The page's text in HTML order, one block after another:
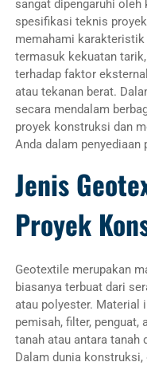
sangat dipengaruhi
spesifikasi teknis
memahami
termasuk kekuatan
terhadap faktor
atau tekanan berat.
secara mendalam
proyek konstruksi dan
Anda dalam
Jenis
Proyek
Geotextile merupakan
biasanya terbuat dari
atau polyester. Material
pemisah, filter, penguat,
tanah atau antara tanah
Dalam dunia